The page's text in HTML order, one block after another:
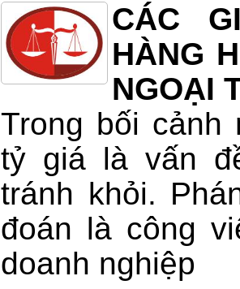
CÁC
HÀNG
NGOẠI
Trong bối cảnh
tỷ giá là vấn
tránh khỏi.
đoán là công
doanh nghiệp